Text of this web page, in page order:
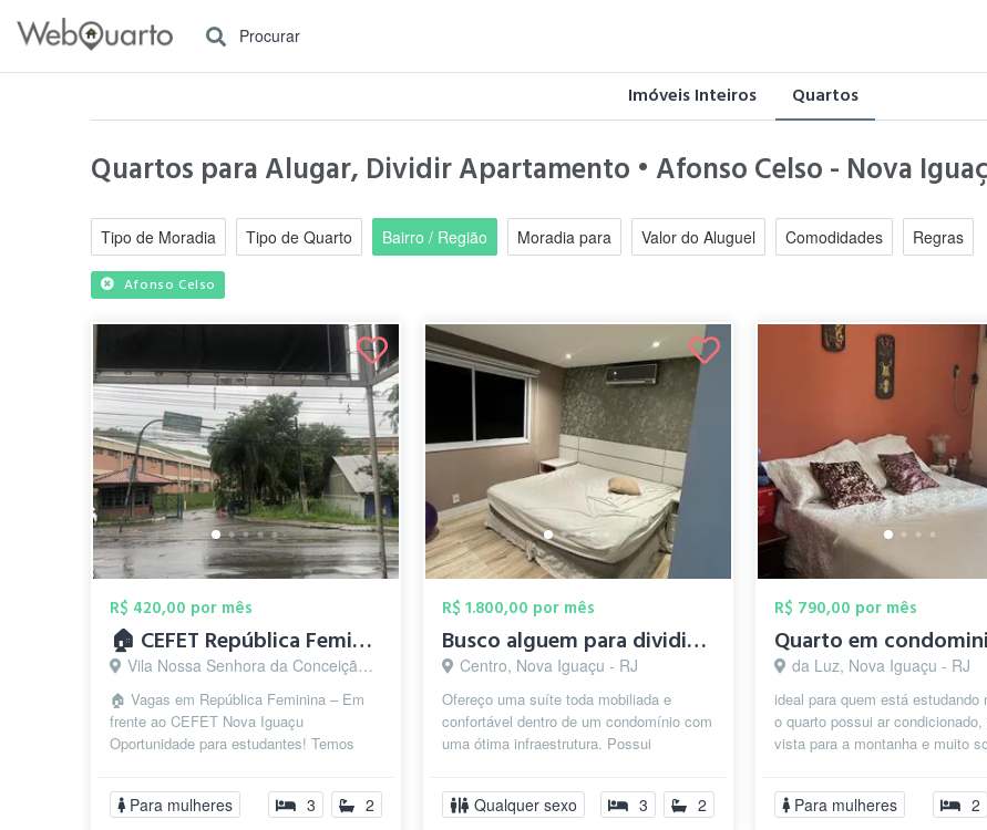
Procurar
Imóveis Inteiros Quartos
Quartos para Alugar, Dividir Apartamento • Afonso Celso - Nova
Tipo de Moradia Tipo de Quarto Bairro / Região Moradia para Valor do Aluguel Comodidades Regras
Afonso Celso
R$ 420,00 por mês
🏠 CEFET República Feminina e masculina
Vila Nossa Senhora da Conceição, Nova Iguaçu - RJ
🏠 Vagas em República Feminina – Em
frente ao CEFET Nova Iguaçu
Oportunidade para estudantes! Temos
exclusiva par...
Para mulheres 3 2
R$ 1.800,00 por mês
Busco alguem para dividir o apê que moro...
Centro, Nova Iguaçu - RJ
Ofereço uma suíte toda mobiliada e
confortável dentro de um condomínio com
uma ótima infraestrutura. Possui
academia, ...
Qualquer sexo 3 2
R$ 790,00 por mês
da Luz, Nova Iguaçu - RJ
ideal para quem está estudando
o quarto possui ar condicionado,
vista para a montanha e muito
Para mulheres 2